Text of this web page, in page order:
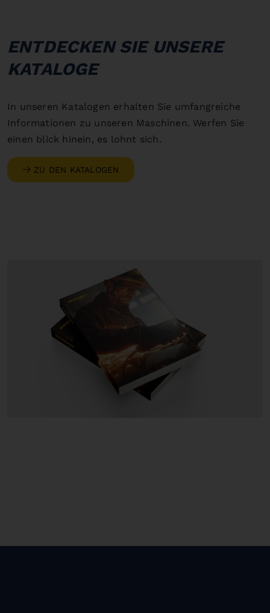
ENTDECKEN SIE UNSERE
KATALOGE
In unseren Katalogen erhalten Sie umfangreiche
Informationen zu unseren Maschinen. Werfen Sie
einen blick hinein, es lohnt sich.
ZU DEN KATALOGEN